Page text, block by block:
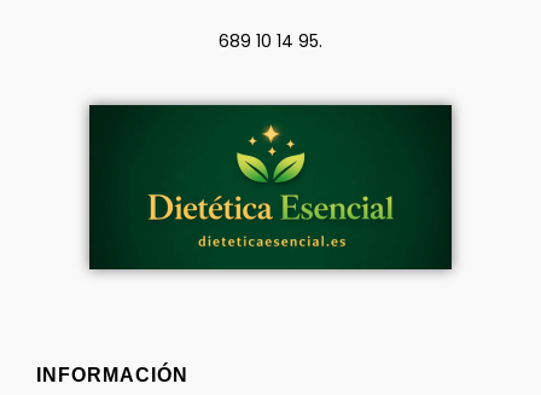
689 10 14 95.
INFORMACIÓN